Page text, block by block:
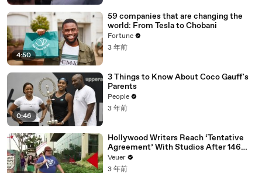
4:50
59 companies that are changing the
world: From Tesla to Chobani
Fortune
3 年前
0:46
3 Things to Know About Coco Gauff's
Parents
People
3 年前
Hollywood Writers Reach ‘Tentative
Agreement’ With Studios After 146
Day Strike
Veuer
3 年前